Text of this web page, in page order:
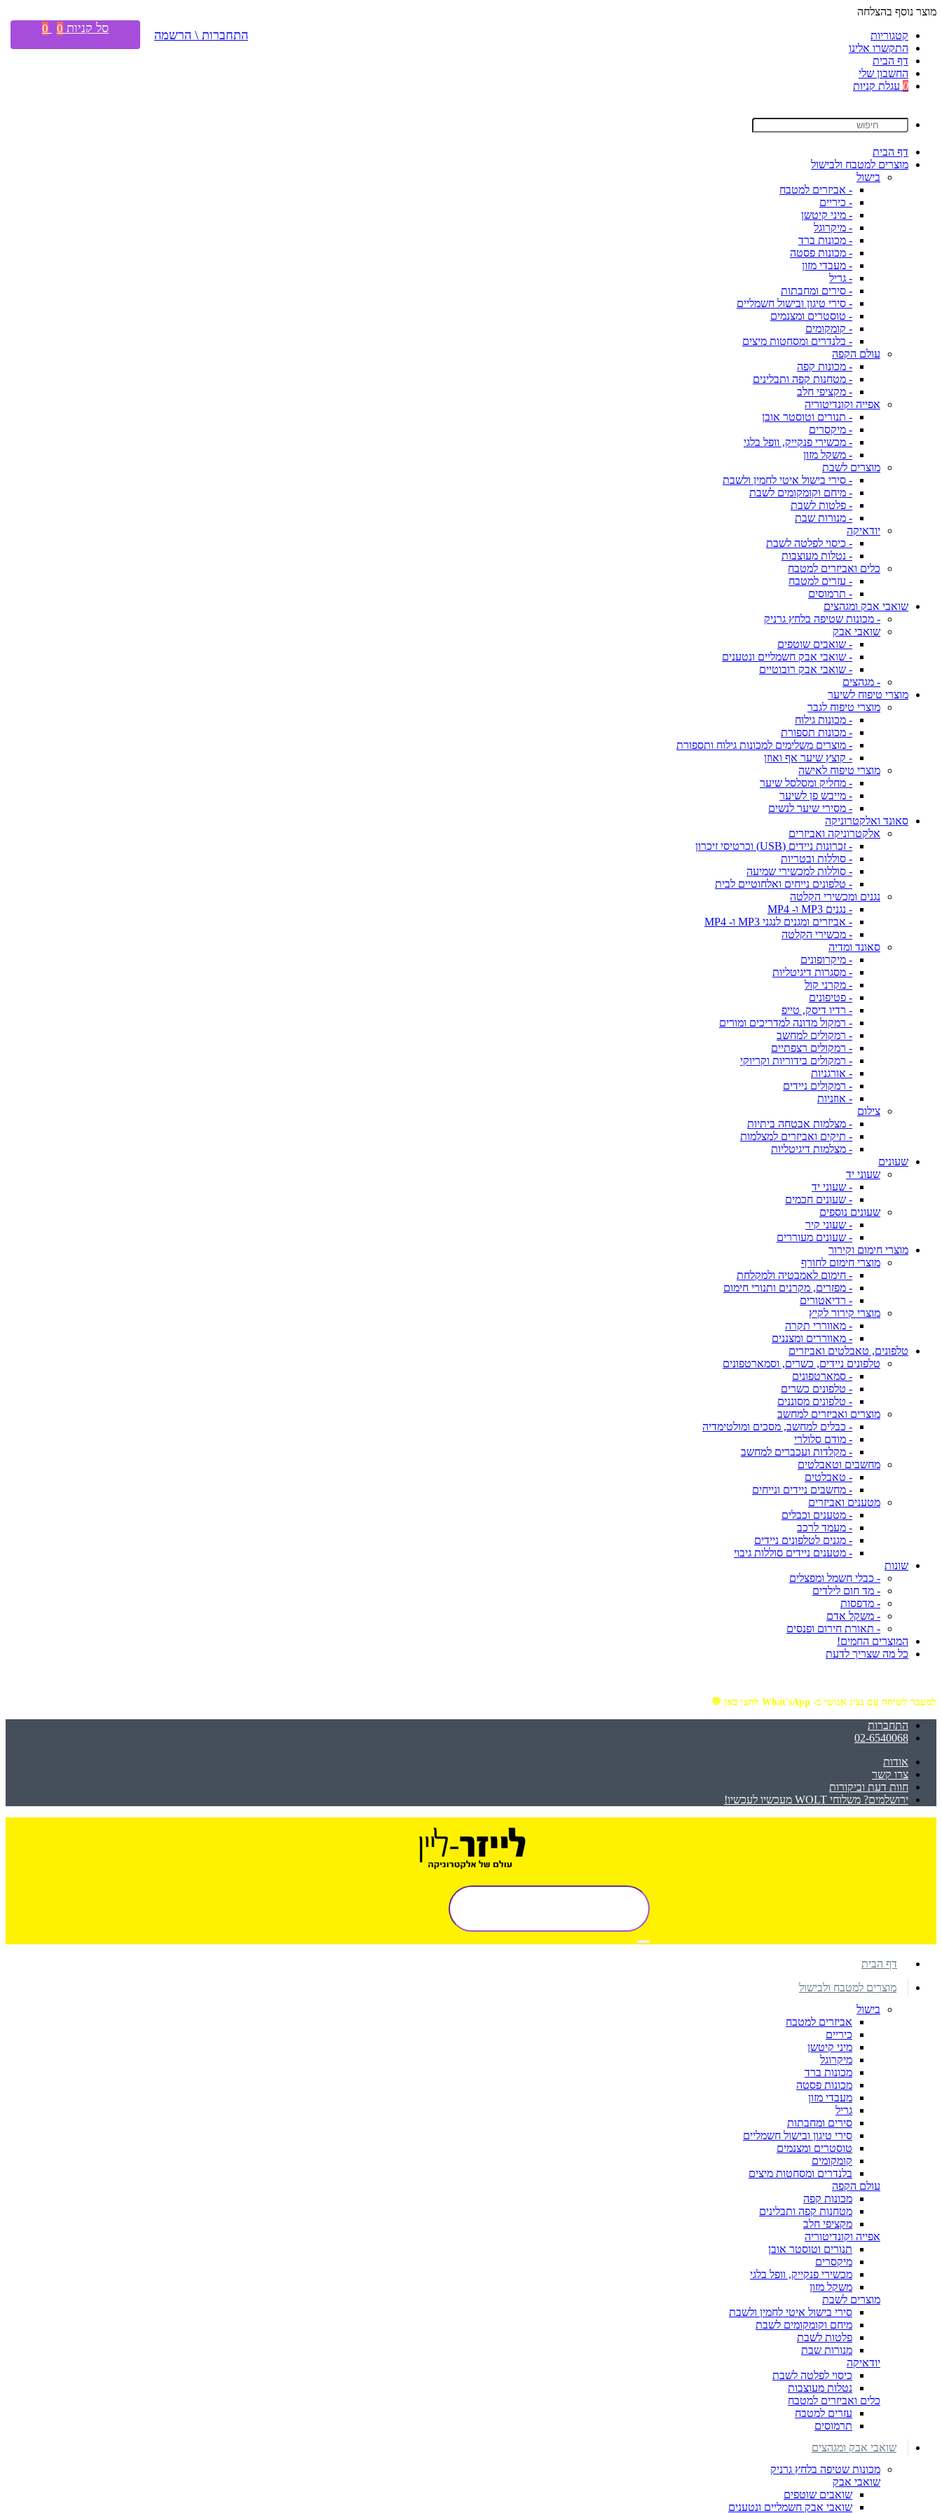
מוצר נוסף בהצלחה
קטגוריות
התקשרו אלינו
דף הבית
החשבון שלי
0 עגלת קניות
דף הבית
מוצרים למטבח ולבישול
בישול
- אביזרים למטבח
- כיריים
- מיני קיטשן
- מיקרוגל
- מכונות ברד
- מכונות פסטה
- מעבדי מזון
- גריל
- סירים ומחבתות
- סירי טיגון ובישול חשמליים
- טוסטרים ומצנמים
- קומקומים
- בלנדרים ומסחטות מיצים
עולם הקפה
- מכונות קפה
- מטחנות קפה ותבלינים
- מקציפי חלב
אפייה וקונדיטוריה
- תנורים וטוסטר אובן
- מיקסרים
- מכשירי פנקייק, וופל בלגי
- משקל מזון
מוצרים לשבת
- סירי בישול איטי לחמין ולשבת
- מיחם וקומקומים לשבת
- פלטות לשבת
- מנורות שבת
יודאיקה
- כיסוי לפלטה לשבת
- נטלות מעוצבות
כלים ואביזרים למטבח
- עזרים למטבח
- תרמוסים
שואבי אבק ומגהצים
- מכונות שטיפה בלחץ גרניק
שואבי אבק
- שואבים שוטפים
- שואבי אבק חשמליים ונטענים
- שואבי אבק רובוטיים
- מגהצים
מוצרי טיפוח לשיער
מוצרי טיפוח לגבר
- מכונות גילוח
- מכונות תספורת
- מוצרים משלימים למכונות גילוח ותספורת
- קוצץ שיער אף ואוזן
מוצרי טיפוח לאישה
- מחליק ומסלסל שיער
- מייבש פן לשיער
- מסירי שיער לנשים
סאונד ואלקטרוניקה
אלקטרוניקה ואביזרים
- זכרונות ניידים (USB) וכרטיסי זיכרון
- סוללות ובטריות
- סוללות למכשירי שמיעה
- טלפונים נייחים ואלחוטיים לבית
נגנים ומכשירי הקלטה
- נגנים MP3 ו- MP4
- אביזרים ומגנים לנגני MP3 ו- MP4
- מכשירי הקלטה
סאונד ומדיה
- מיקרופונים
- מסגרות דיגיטליות
- מקרני קול
- פטיפונים
- רדיו דיסק, טייפ
- רמקול מדונה למדריכים ומורים
- רמקולים למחשב
- רמקולים רצפתיים
- רמקולים בידוריות וקריוקי
- אורגניות
- רמקולים ניידים
- אוזניות
צילום
- מצלמות אבטחה ביתיות
- תיקים ואביזרים למצלמות
- מצלמות דיגיטליות
שעונים
שעוני יד
- שעוני יד
- שעונים חכמים
שעונים נוספים
- שעוני קיר
- שעונים מעוררים
מוצרי חימום וקירור
מוצרי חימום לחורף
- חימום לאמבטיה ולמקלחת
- מפזרים, מקרנים ותנורי חימום
- רדיאטורים
מוצרי קירור לקיץ
- מאווררי תקרה
- מאווררים ומצננים
טלפונים, טאבלטים ואביזרים
טלפונים ניידים, כשרים, וסמארטפונים
- סמארטפונים
- טלפונים כשרים
- טלפונים מסוננים
מוצרים ואביזרים למחשב
- כבלים למחשב, מסכים ומולטימדיה
- מודם סלולרי
- מקלדות ועכברים למחשב
מחשבים וטאבלטים
- טאבלטים
- מחשבים ניידים ונייחים
מטענים ואביזרים
- מטענים וכבלים
- מעמד לרכב
- מגנים לטלפונים ניידים
- מטענים ניידים סוללות גיבוי
שונות
- כבלי חשמל ומפצלים
- מד חום לילדים
- מדפסות
- משקל אדם
- תאורת חירום ופנסים
המוצרים החמים!
כל מה שצריך לדעת
למעבר לשיחה עם נציג אנושי ב- What'sApp לחצו כאן 💬
התחברות
02-6540068
אודות
צרו קשר
חוות דעת וביקורות
ירושלמים? משלוחי WOLT מעכשיו לעכשיו!
התחברות \ הרשמה סל קניות 0
0
דף הבית
מוצרים למטבח ולבישול
בישול
אביזרים למטבח
כיריים
מיני קיטשן
מיקרוגל
מכונות ברד
מכונות פסטה
מעבדי מזון
גריל
סירים ומחבתות
סירי טיגון ובישול חשמליים
טוסטרים ומצנמים
קומקומים
בלנדרים ומסחטות מיצים
עולם הקפה
מכונות קפה
מטחנות קפה ותבלינים
מקציפי חלב
אפייה וקונדיטוריה
תנורים וטוסטר אובן
מיקסרים
מכשירי פנקייק, וופל בלגי
משקל מזון
מוצרים לשבת
סירי בישול איטי לחמין ולשבת
מיחם וקומקומים לשבת
פלטות לשבת
מנורות שבת
יודאיקה
כיסוי לפלטה לשבת
נטלות מעוצבות
כלים ואביזרים למטבח
עזרים למטבח
תרמוסים
שואבי אבק ומגהצים
מכונות שטיפה בלחץ גרניק
שואבי אבק
שואבים שוטפים
שואבי אבק חשמליים ונטענים